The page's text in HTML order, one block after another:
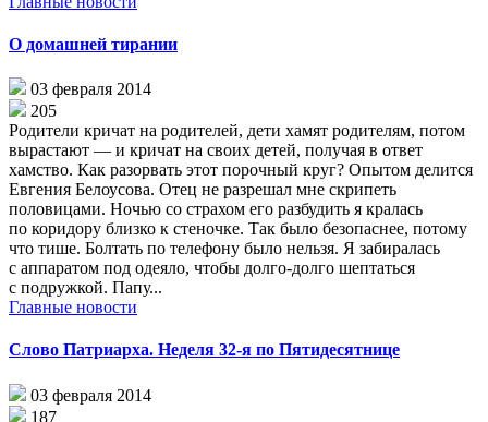
О домашней тирании
03 февраля 2014
205
Родители кричат на родителей, дети хамят родителям, потом
вырастают — и кричат на своих детей, получая в ответ
хамство. Как разорвать этот порочный круг? Опытом делится
Евгения Белоусова. Отец не разрешал мне скрипеть
половицами. Ночью со страхом его разбудить я кралась
по коридору близко к стеночке. Так было безопаснее, потому
что тише. Болтать по телефону было нельзя. Я забиралась
с аппаратом под одеяло, чтобы долго-долго шептаться
с подружкой. Папу...
Главные новости
Слово Патриарха. Неделя 32-я по Пятидесятнице
03 февраля 2014
187